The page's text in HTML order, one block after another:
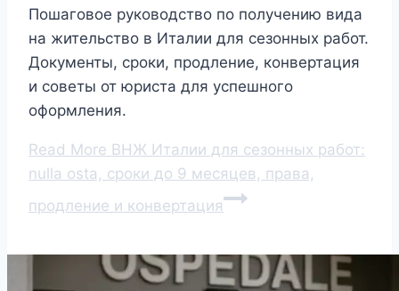
Пошаговое руководство по получению вида
на жительство в Италии для сезонных работ.
Документы, сроки, продление, конвертация
и советы от юриста для успешного
оформления.
Read More ВНЖ Италии для сезонных работ:
nulla osta, сроки до 9 месяцев, права,
продление и конвертация